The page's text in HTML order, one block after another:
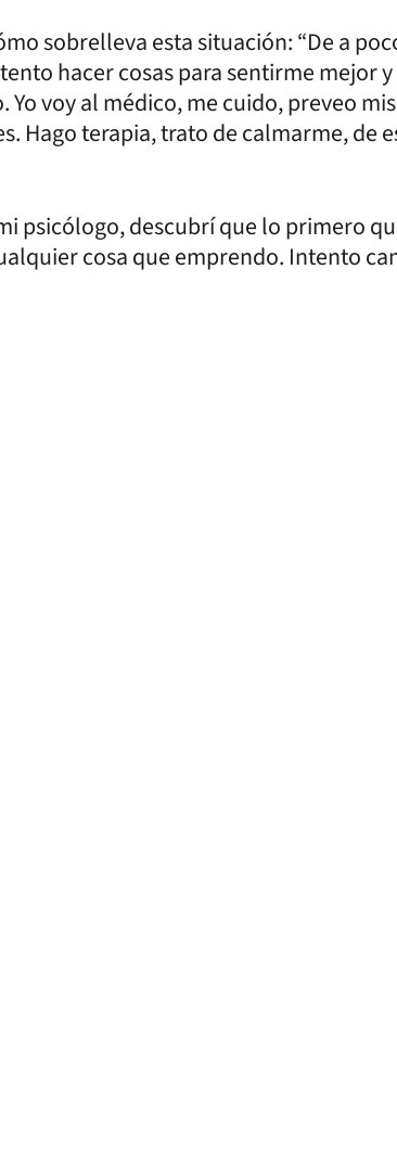
sobrelleva esta situación: “De a
hacer cosas para sentirme mejor
Yo voy al médico, me cuido, preveo
Hago terapia, trato de calmarme, de
psicólogo, descubrí que lo primero
cosa que emprendo. Intento